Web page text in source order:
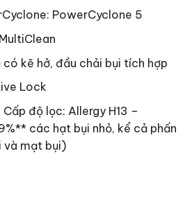
PowerCyclone 5
có kẽ hở, đầu chải bụi tích hợp
Lock
độ lọc: Allergy H13 –
các hạt bụi nhỏ, kể cả phấn
và mạt bụi)